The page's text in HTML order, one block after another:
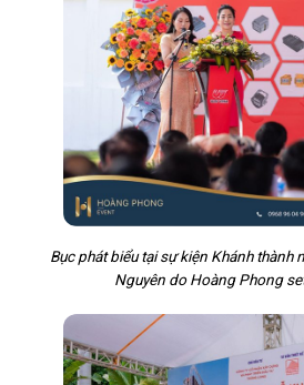
Bục phát biểu tại sự kiện Khánh thành
Nguyên do Hoàng Phong